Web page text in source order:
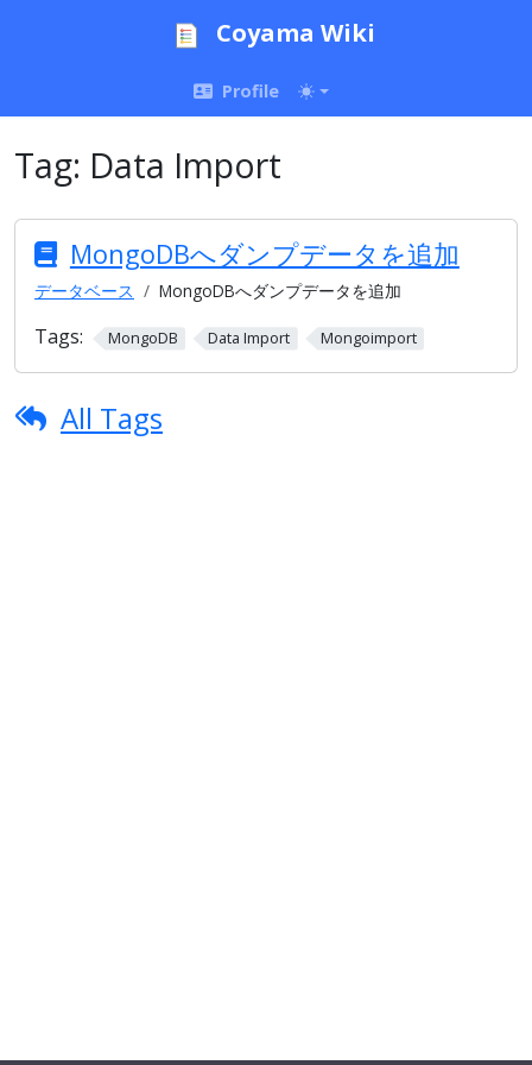
Coyama Wiki
Profile
Tag: Data Import
MongoDBへダンプデータを追加
データベース MongoDBへダンプデータを追加
Tags: MongoDB Data Import Mongoimport
All Tags